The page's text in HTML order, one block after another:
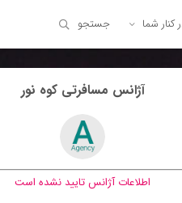
کنار شما جستجو
آژانس مسافرتی کوه نور
اطلاعات آژانس تایید نشده است